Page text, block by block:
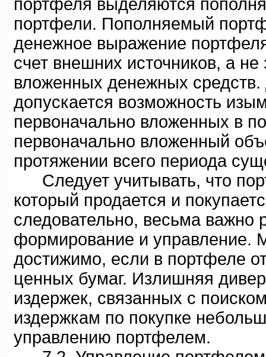
портфеля выделяются
портфели. Пополняемый
денежное выражение
счет внешних источников, а
вложенных денежных
допускается возможность
первоначально вложенных в
первоначально вложенный
протяжении всего периода
Следует учитывать, что
который продается и
следовательно, весьма важно
формирование и управление.
достижимо, если в портфеле
ценных бумаг. Излишняя
издержек, связанных с
издержкам по покупке
управлению портфелем.